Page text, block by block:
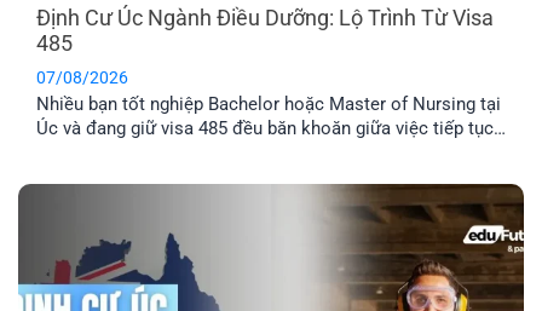
Định Cư Úc Ngành Điều Dưỡng: Lộ Trình Từ Visa
485
07/08/2026
Nhiều bạn tốt nghiệp Bachelor hoặc Master of Nursing tại
Úc và đang giữ visa 485 đều băn khoăn giữa việc tiếp tục
tiên di trú, điểm EOI thực tế vẫn khá cạnh [...]